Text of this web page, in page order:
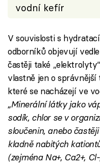
vodní kefír
V souvislosti s
odborníků objevují
častěji také
vlastně jen o
které se nacházejí ve
„Minerální látky jako
sodík, chlor se v
sloučenin, anebo
kladně nabitých
(zejména Na+, Ca2+,